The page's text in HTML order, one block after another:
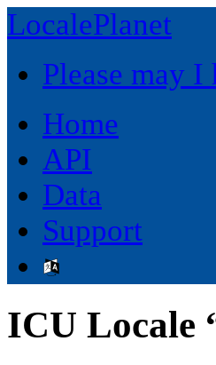
LocalePlanet
Please may I
Home
API
Data
Support
ICU Locale